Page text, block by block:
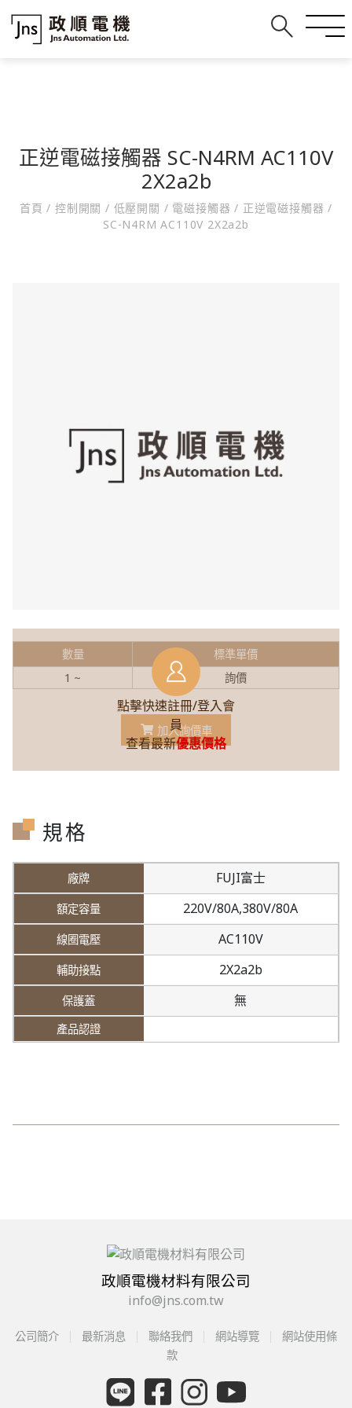
正逆電磁接觸器 SC-N4RM AC110V
2X2a2b
首頁/ 控制開關/ 低壓開關 / 電磁接觸器/ 正逆電磁接觸器/
SC-N4RM AC110V 2X2a2b
點擊快速註冊/登入會
員
查看最新優惠價格
數量
標準單價
1 ~
詢價
加入詢價車
規格
FUJI富士
220V/80A,380V/80A
AC110V
2X2a2b
無
政順電機材料有限公司
info@jns.com.tw
公司簡介 最新消息 聯絡我們 網站導覽
網站使用條
款